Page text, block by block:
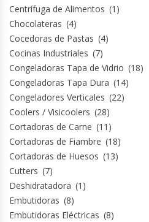
Módulos De Acero Inoxidable
Moledoras De Carne
Molinillos Para Café
Mural De Lácteos
Ofertas Del Mes
Ollas Arroceras
Ovilladoras – Divisoras De Masa
Centrífuga de Alimentos (1)
Chocolateras (4)
Cocedoras de Pastas (4)
Cocinas Industriales (7)
Congeladoras Tapa de Vidrio (18)
Congeladoras Tapa Dura (14)
Congeladores Verticales (22)
Coolers / Visicoolers (28)
Cortadoras de Carne (11)
Cortadoras de Fiambre (18)
Cortadoras de Huesos (13)
Cutters (7)
Deshidratadora (1)
Embutidoras (8)
Embutidoras Eléctricas (8)